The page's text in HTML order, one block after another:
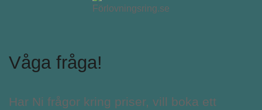
Våga fråga!
Har Ni frågor kring priser, vill boka ett